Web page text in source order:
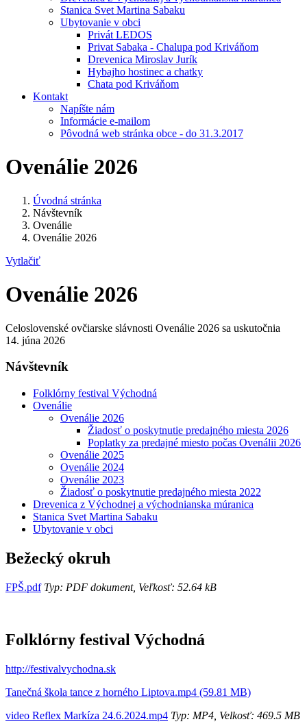
Stanica Svet Martina Sabaku
Ubytovanie v obci
Privát LEDOS
Privat Sabaka - Chalupa pod Kriváňom
Drevenica Miroslav Jurík
Hybajho hostinec a chatky
Chata pod Kriváňom
Kontakt
Napíšte nám
Informácie e-mailom
Pôvodná web stránka obce - do 31.3.2017
Ovenálie 2026
Úvodná stránka
Návštevník
Ovenálie
Ovenálie 2026
Vytlačiť
Ovenálie 2026
Celoslovenské ovčiarske slávnosti Ovenálie 2026 sa uskutočnia
14. júna 2026
Návštevník
Folklórny festival Východná
Ovenálie
Ovenálie 2026
Žiadosť o poskytnutie predajného miesta 2026
Poplatky za predajné miesto počas Ovenálii 2026
Ovenálie 2025
Ovenálie 2024
Ovenálie 2023
Žiadosť o poskytnutie predajného miesta 2022
Drevenica z Východnej a východnianska múranica
Stanica Svet Martina Sabaku
Ubytovanie v obci
Bežecký okruh
FPŠ.pdfTyp: PDF dokument, Veľkosť: 52.64 kB
Folklórny festival Východná
http://festivalvychodna.sk
Tanečná škola tance z horného Liptova.mp4 (59.81 MB)
video Reflex Markíza 24.6.2024.mp4 Typ: MP4, Velkosť: 469.5 MB